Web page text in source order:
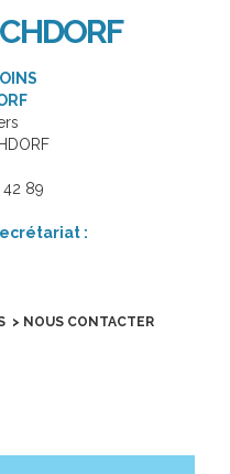
42 89
:
> NOUS CONTACTER